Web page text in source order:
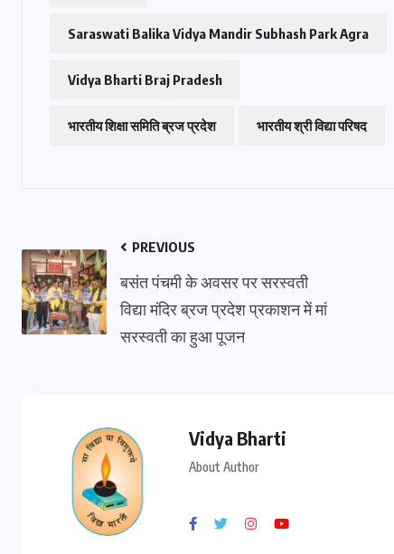
Saraswati Balika Vidya Mandir Subhash Park Agra
Vidya Bharti Braj Pradesh
भारतीय शिक्षा समिति ब्रज प्रदेश भारतीय श्री विद्या परिषद
PREVIOUS
बसंत पंचमी के अवसर पर सरस्वती
विद्या मंदिर ब्रज प्रदेश प्रकाशन में मां
सरस्वती का हुआ पूजन
Vidya Bharti
About Author